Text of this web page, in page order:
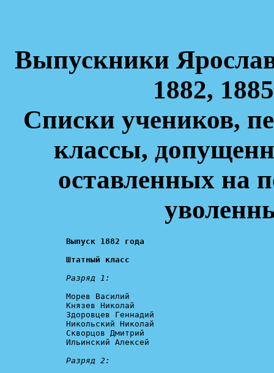
Выпускники
1882,
Списки учеников,
классы,
оставленных на
Выпуск 1882 года
Штатный класс
Разряд 1:
Морев Василий
Князев Николай
Здоровцев Геннадий
Никольский Николай
Скворцов Дмитрий
Ильинский Алексей
Разряд 2: